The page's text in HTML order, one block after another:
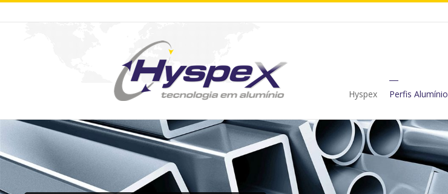
Hyspex Perfis Alumínio